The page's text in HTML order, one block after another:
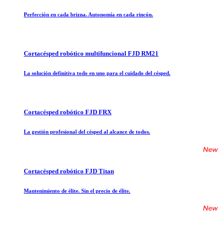
Perfección en cada brizna. Autonomía en cada rincón.
Cortacésped robótico multifuncional FJD RM21
La solución definitiva todo en uno para el cuidado del césped.
Cortacésped robótico FJD FRX
La gestión profesional del césped al alcance de todos.
Cortacésped robótico FJD Titan
Mantenimiento de élite. Sin el precio de élite.